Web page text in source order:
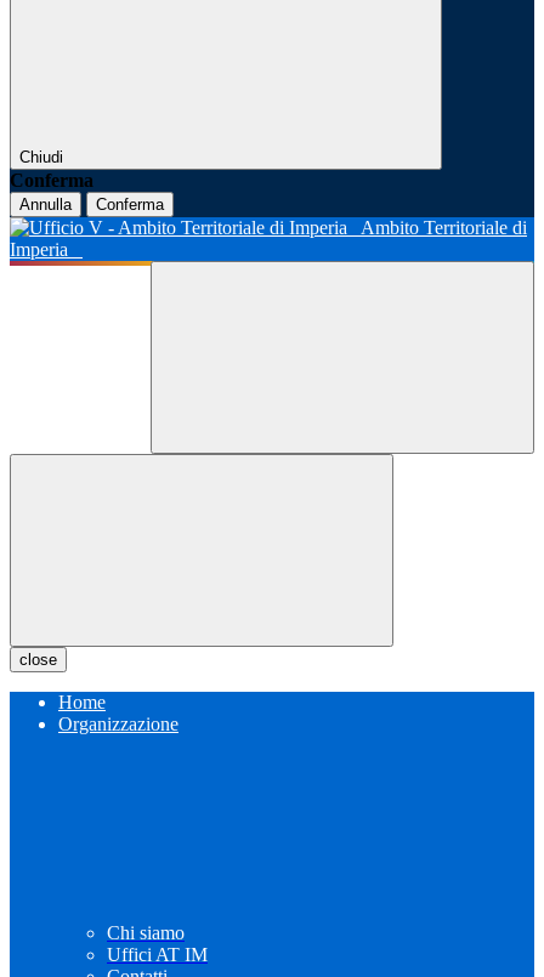
Chiudi
Conferma
Annulla Conferma
Ambito Territoriale di
Imperia
close
Home
Organizzazione
Chi siamo
Uffici AT IM